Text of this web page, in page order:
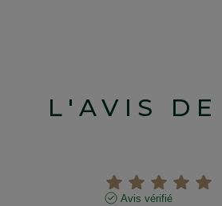
L'AVIS
Avis vérifié